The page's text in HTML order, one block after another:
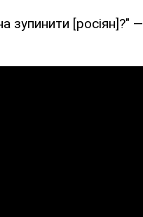
зупинити [росіян]?" —